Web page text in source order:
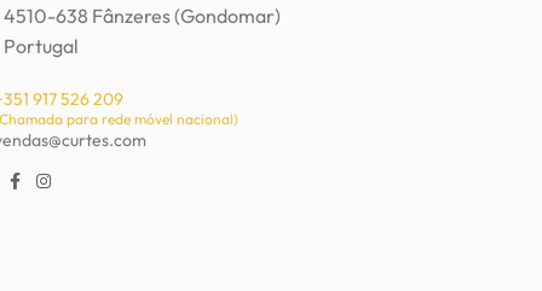
4510-638 Fânzeres (Gondomar)
Portugal
917 526 209
para rede móvel nacional)